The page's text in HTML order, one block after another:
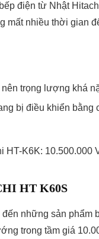
điện từ Nhật
mất nhiều thời gian
trọng lượng khá
bị điều khiển bằng
HT-K6K: 10.500.000
HT K60S
đến những sản phẩm
trong tầm giá